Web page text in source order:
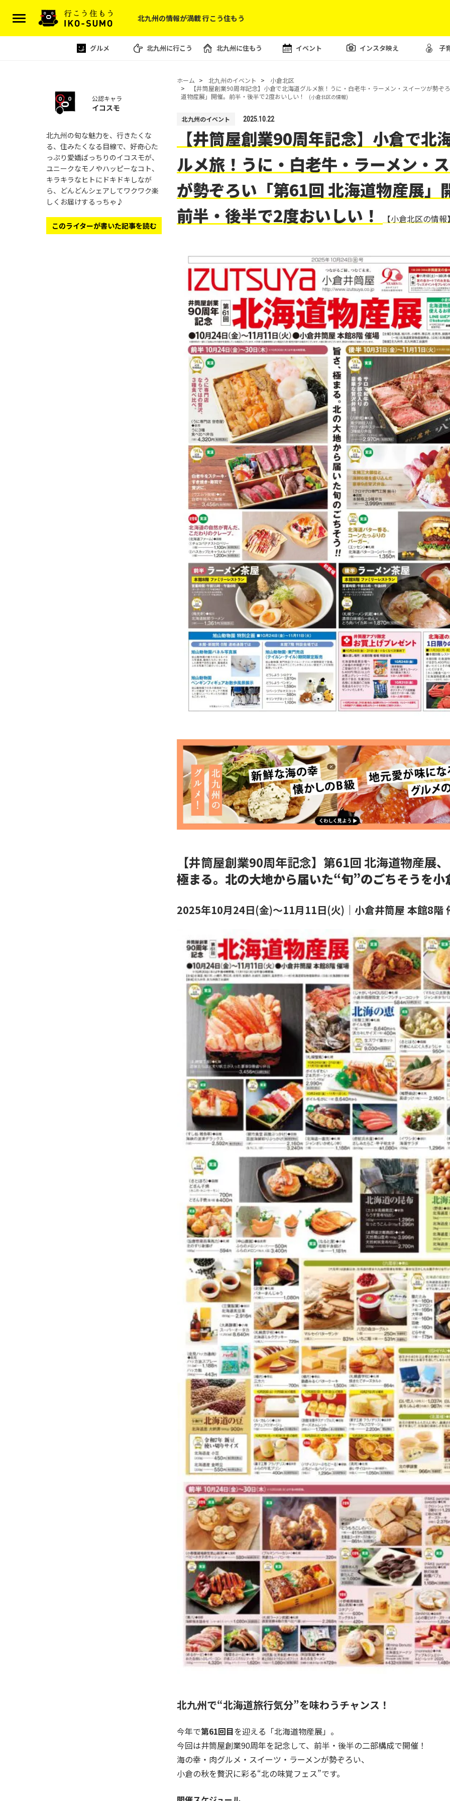
北九州の情報が満載 行こう住もう
グルメ 北九州に行こう 北九州に住もう イベント インスタ映え 子
ホーム 北九州のイベント
小倉北区
【井筒屋創業90周年記念】小倉で北海道グルメ旅！うに・白老牛・ラーメン・スイーツが勢ぞ
道物産展」開催。前半・後半で2度おいしい！
(小倉北区の情報)
北九州のイベント 2025.10.22
【井筒屋創業90周年記念】小倉で北
ルメ旅！うに・白老牛・ラーメン・
が勢ぞろい「第61回 北海道物産展」
前半・後半で2度おいしい！
【小倉北区の情報
【井筒屋創業90周年記念】第61回 北海道物産展、
極まる。北の大地から届いた“旬”のごちそうを小
2025年10月24日(金)〜11月11日(火)｜小倉井筒屋 本館8階
北九州で“北海道旅行気分”を味わうチャンス！
今年で第61回目を迎える「北海道物産展」。
今回は井筒屋創業90周年を記念して、前半・後半の二部構成で開催！
海の幸・肉グルメ・スイーツ・ラーメンが勢ぞろい、
小倉の秋を贅沢に彩る“北の味覚フェス”です。
公認キャラ
イコスモ
北九州の旬な魅力を、行きたくな
る、住みたくなる目線で、好奇心た
っぷり愛嬌ばっちりのイコスモが、
ユニークなモノやハッピーなコト、
キラキラなヒトにドキドキしなが
ら、どんどんシェアしてワクワク楽
しくお届けするっちゃ♪
このライターが書いた記事を読む